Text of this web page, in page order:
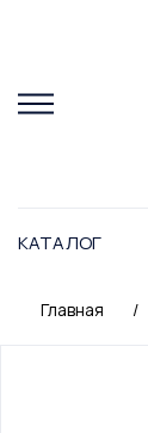
КАТАЛОГ
Главная /